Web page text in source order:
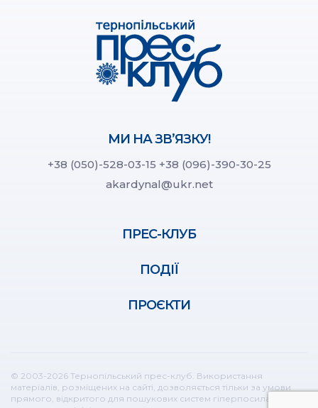
МИ НА ЗВ’ЯЗКУ!
+38 (050)-528-03-15 +38 (096)-390-30-25
akardynal@ukr.net
ПРЕС-КЛУБ
ПОДІЇ
ПРОЄКТИ
© 2003-2026 Тернопільський прес-клуб. Використання
матеріалів, розміщених на сайті, дозволяється тільки за умови
прямого, відкритого для пошукових систем гіперпосилання